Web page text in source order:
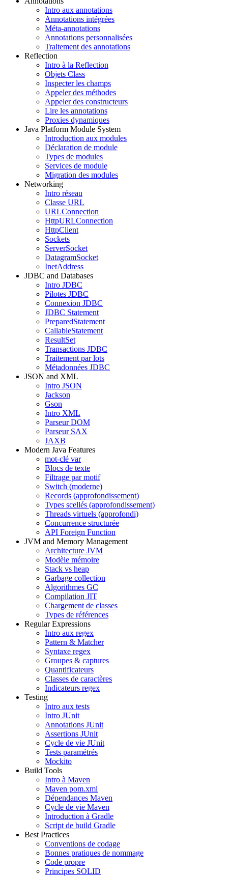
Intro aux annotations
Annotations intégrées
Méta-annotations
Annotations personnalisées
Traitement des annotations
Reflection
Intro à la Reflection
Objets Class
Inspecter les champs
Appeler des méthodes
Appeler des constructeurs
Lire les annotations
Proxies dynamiques
Java Platform Module System
Introduction aux modules
Déclaration de module
Types de modules
Services de module
Migration des modules
Networking
Intro réseau
Classe URL
URLConnection
HttpURLConnection
HttpClient
Sockets
ServerSocket
DatagramSocket
InetAddress
JDBC and Databases
Intro JDBC
Pilotes JDBC
Connexion JDBC
JDBC Statement
PreparedStatement
CallableStatement
ResultSet
Transactions JDBC
Traitement par lots
Métadonnées JDBC
JSON and XML
Intro JSON
Jackson
Gson
Intro XML
Parseur DOM
Parseur SAX
JAXB
Modern Java Features
mot-clé var
Blocs de texte
Filtrage par motif
Switch (moderne)
Records (approfondissement)
Types scellés (approfondissement)
Threads virtuels (approfondi)
Concurrence structurée
API Foreign Function
JVM and Memory Management
Architecture JVM
Modèle mémoire
Stack vs heap
Garbage collection
Algorithmes GC
Compilation JIT
Chargement de classes
Types de références
Regular Expressions
Intro aux regex
Pattern & Matcher
Syntaxe regex
Groupes & captures
Quantificateurs
Classes de caractères
Indicateurs regex
Testing
Intro aux tests
Intro JUnit
Annotations JUnit
Assertions JUnit
Cycle de vie JUnit
Tests paramétrés
Mockito
Build Tools
Intro à Maven
Maven pom.xml
Dépendances Maven
Cycle de vie Maven
Introduction à Gradle
Script de build Gradle
Best Practices
Conventions de codage
Bonnes pratiques de nommage
Code propre
Principes SOLID